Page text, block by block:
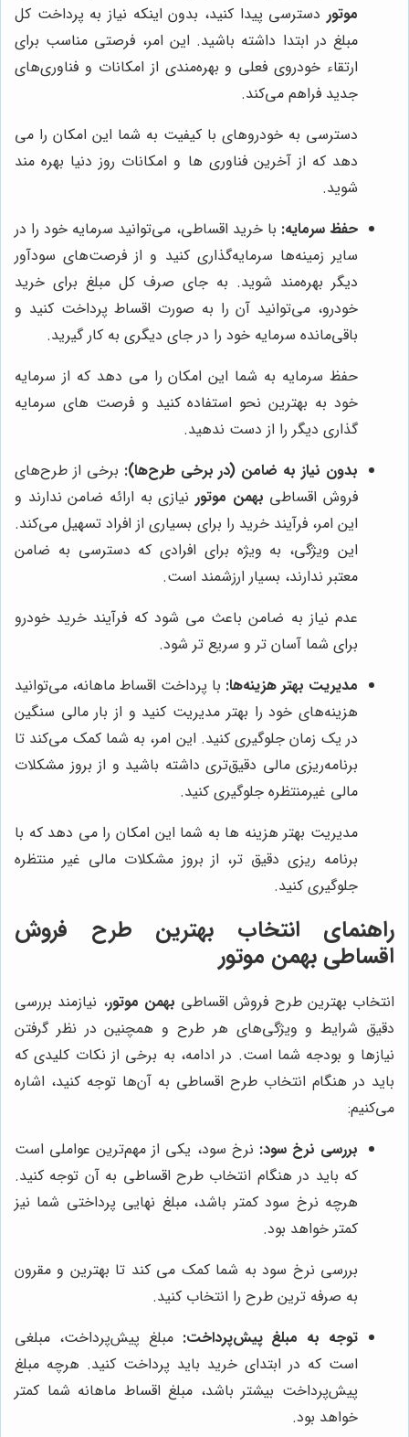
موتور دسترسی پیدا کنید، بدون اینکه نیاز به پرداخت کل
مبلغ در ابتدا داشته باشید. این امر، فرصتی مناسب برای
ارتقاء خودروی فعلی و بهره‌مندی از امکانات و فناوری‌های
جدید فراهم می‌کند.
دسترسی به خودروهای با کیفیت به شما این امکان را می
دهد که از آخرین فناوری ها و امکانات روز دنیا بهره مند
شوید.
حفظ سرمایه: با خرید اقساطی، می‌توانید سرمایه خود را در
سایر زمینه‌ها سرمایه‌گذاری کنید و از فرصت‌های سودآور
دیگر بهره‌مند شوید. به جای صرف کل مبلغ برای خرید
خودرو، می‌توانید آن را به صورت اقساط پرداخت کنید و
باقی‌مانده سرمایه خود را در جای دیگری به کار گیرید.
حفظ سرمایه به شما این امکان را می دهد که از سرمایه
خود به بهترین نحو استفاده کنید و فرصت های سرمایه
گذاری دیگر را از دست ندهید.
بدون نیاز به ضامن (در برخی طرح‌ها): برخی از طرح‌های
فروش اقساطی بهمن موتور نیازی به ارائه ضامن ندارند و
این امر، فرآیند خرید را برای بسیاری از افراد تسهیل می‌کند.
این ویژگی، به ویژه برای افرادی که دسترسی به ضامن
معتبر ندارند، بسیار ارزشمند است.
عدم نیاز به ضامن باعث می شود که فرآیند خرید خودرو
برای شما آسان تر و سریع تر شود.
مدیریت بهتر هزینه‌ها: با پرداخت اقساط ماهانه، می‌توانید
هزینه‌های خود را بهتر مدیریت کنید و از بار مالی سنگین
در یک زمان جلوگیری کنید. این امر، به شما کمک می‌کند تا
برنامه‌ریزی مالی دقیق‌تری داشته باشید و از بروز مشکلات
مالی غیرمنتظره جلوگیری کنید.
مدیریت بهتر هزینه ها به شما این امکان را می دهد که با
برنامه ریزی دقیق تر، از بروز مشکلات مالی غیر منتظره
جلوگیری کنید.
راهنمای انتخاب بهترین طرح فروش
اقساطی بهمن موتور
انتخاب بهترین طرح فروش اقساطی بهمن موتور، نیازمند بررسی
دقیق شرایط و ویژگی‌های هر طرح و همچنین در نظر گرفتن
نیازها و بودجه شما است. در ادامه، به برخی از نکات کلیدی که
باید در هنگام انتخاب طرح اقساطی به آن‌ها توجه کنید، اشاره
می‌کنیم:
بررسی نرخ سود: نرخ سود، یکی از مهم‌ترین عواملی است
که باید در هنگام انتخاب طرح اقساطی به آن توجه کنید.
هرچه نرخ سود کمتر باشد، مبلغ نهایی پرداختی شما نیز
کمتر خواهد بود.
بررسی نرخ سود به شما کمک می کند تا بهترین و مقرون
به صرفه ترین طرح را انتخاب کنید.
توجه به مبلغ پیش‌پرداخت: مبلغ پیش‌پرداخت، مبلغی
است که در ابتدای خرید باید پرداخت کنید. هرچه مبلغ
پیش‌پرداخت بیشتر باشد، مبلغ اقساط ماهانه شما کمتر
خواهد بود.